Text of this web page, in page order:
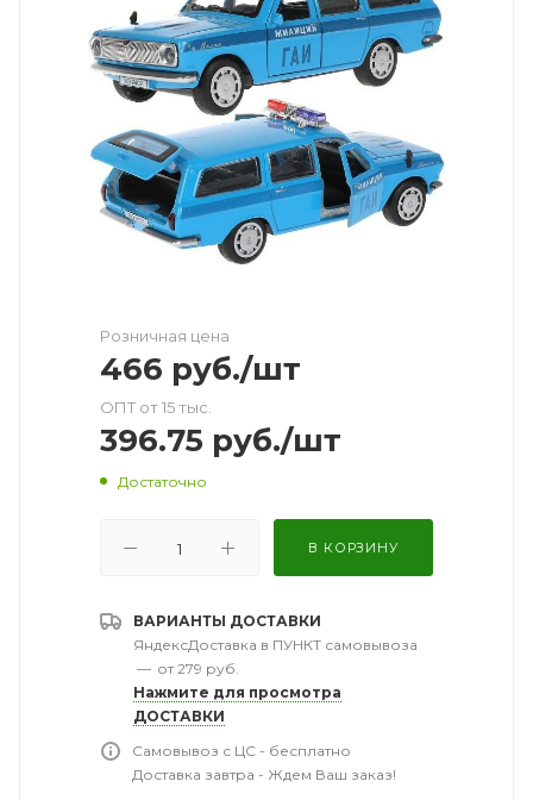
Розничная цена
466 руб./шт
ОПТ от 15 тыс.
396.75 руб./шт
Достаточно
В КОРЗИНУ
ВАРИАНТЫ ДОСТАВКИ
ЯндексДоставка в ПУНКТ самовывоза
— от 279 руб.
Нажмите для просмотра
ДОСТАВКИ
Самовывоз с ЦС - бесплатно
Доставка завтра - Ждем Ваш заказ!